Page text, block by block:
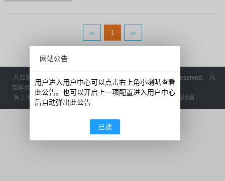
‹‹ 1 ››
凡知客 - 工作生活相关_创业点子收藏分享 © 2026 All Rights Reserved.
凡
知客(fanzhike.cn).
豫ICP备10005332号-4
关于博主 | 免责声明 | 留言建议 | 给我发邮件 | 网站管理 本站地图
网站公告
用户进入用户中心可以点击右上角小喇叭查看
此公告。也可以开启上一项配置进入用户中心
后自动弹出此公告
已读